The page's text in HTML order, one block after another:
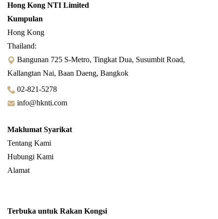
Hong Kong NTI Limited
Kumpulan
Hong Kong
Thailand:
Bangunan 725 S-Metro, Tingkat Dua, Susumbit Road,
Kallangtan Nai, Baan Daeng, Bangkok
02-821-5278
info@hknti.com
Maklumat Syarikat
Tentang Kami
Hubungi Kami
Alamat
Terbuka untuk Rakan Kongsi